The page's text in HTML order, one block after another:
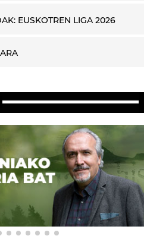
EUSKOTREN LIGA 2026